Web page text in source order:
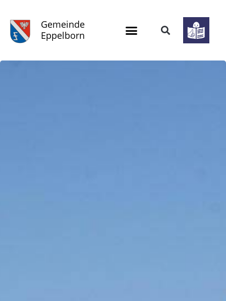
Gemeinde
Eppelborn